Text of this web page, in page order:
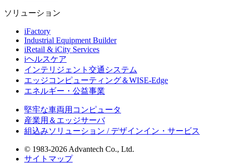
ソリューション
iFactory
Industrial Equipment Builder
iRetail & iCity Services
iヘルスケア
インテリジェント交通システム
エッジコンピューティング＆WISE-Edge
エネルギー・公益事業
堅牢な車両用コンピュータ
産業用＆エッジサーバ
組込みソリューション / デザインイン・サービス
© 1983-2026 Advantech Co., Ltd.
サイトマップ